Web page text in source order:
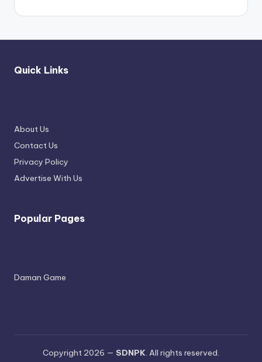
Quick Links
About Us
Contact Us
Privacy Policy
Advertise With Us
Popular Pages
Daman Game
Copyright 2026 — SDNPK. All rights reserved.